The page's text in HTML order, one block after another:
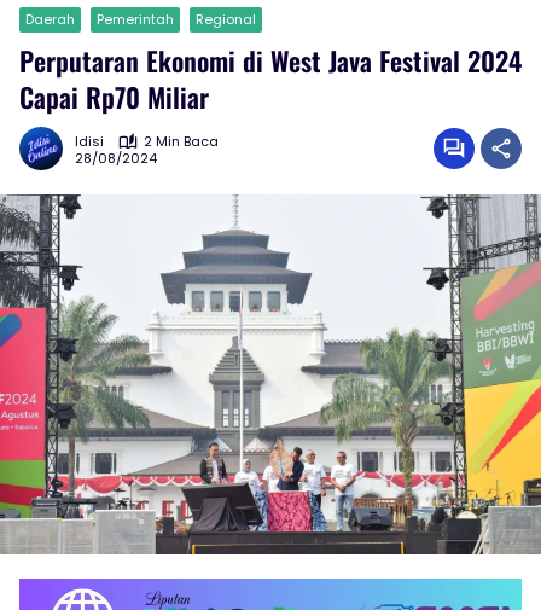
Daerah Pemerintah Regional
Perputaran Ekonomi di West Java Festival 2024
Capai Rp70 Miliar
Idisi
2 Min Baca
28/08/2024